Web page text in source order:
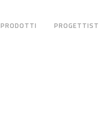
PRODOTTI